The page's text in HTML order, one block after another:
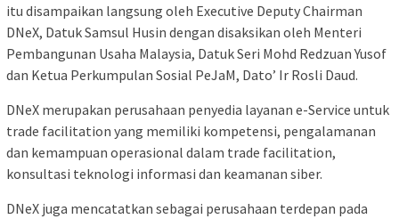
itu disampaikan langsung oleh Executive Deputy Chairman
DNeX, Datuk Samsul Husin dengan disaksikan oleh Menteri
Pembangunan Usaha Malaysia, Datuk Seri Mohd Redzuan Yusof
dan Ketua Perkumpulan Sosial PeJaM, Dato’ Ir Rosli Daud.
DNeX merupakan perusahaan penyedia layanan e-Service untuk
trade facilitation yang memiliki kompetensi, pengalamanan
dan kemampuan operasional dalam trade facilitation,
konsultasi teknologi informasi dan keamanan siber.
DNeX juga mencatatkan sebagai perusahaan terdepan pada